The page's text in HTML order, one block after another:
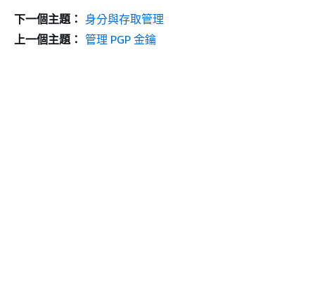
下一個主題： 身分與存取管理
上一個主題： 管理 PGP 金鑰